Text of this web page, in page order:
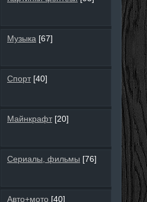
Музыка [67]
Спорт [40]
Майнкрафт [20]
Сериалы, фильмы [76]
Авто+мото [40]